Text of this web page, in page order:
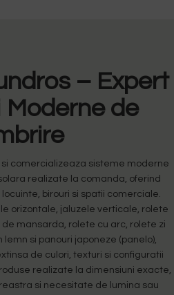
– Expert
Moderne de
si comercializeaza sisteme moderne
realizate la comanda, oferind
birouri si spatii comerciale.
orizontale, jaluzele verticale, rolete
mansarda, rolete cu arc, rolete zi
lemn si panouri japoneze (panelo),
de culori, texturi si configuratii
realizate la dimensiuni exacte,
si necesitate de lumina sau